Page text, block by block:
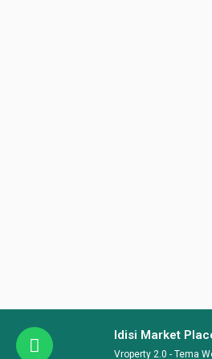
id="1870"
data-
Idisi Market
Vroperty 2.0 - Tema